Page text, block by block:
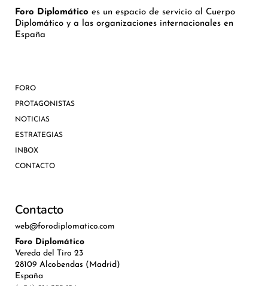
Foro Diplomático es un espacio de servicio al Cuerpo
Diplomático y a las organizaciones internacionales en
España
FORO
PROTAGONISTAS
NOTICIAS
ESTRATEGIAS
INBOX
CONTACTO
Contacto
web@forodiplomatico.com
Foro Diplomático
Vereda del Tiro 23
28109 Alcobendas (Madrid)
España